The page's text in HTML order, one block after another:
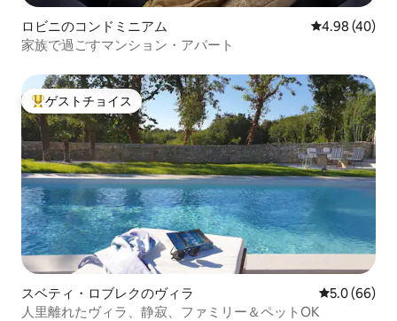
ロビニのコンドミニアム レビュー40
4.98 (40)
家族で過ごすマンション・アパート
大好評のゲストチョイスです。
ゲストチョイス
スベティ・ロブレクのヴィラ レビュー66
5.0 (66)
人里離れたヴィラ、静寂、ファミリー＆ペットOK